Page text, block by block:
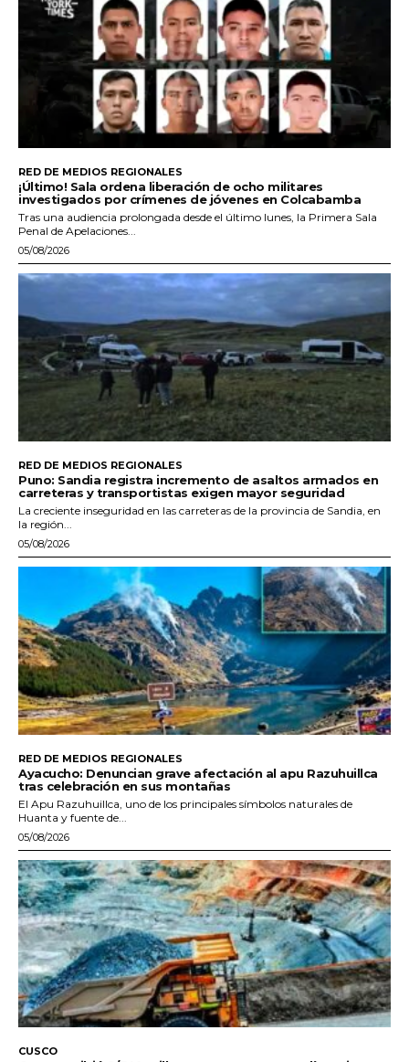
RED DE MEDIOS REGIONALES
¡Último! Sala ordena liberación de ocho militares
investigados por crímenes de jóvenes en Colcabamba
Tras una audiencia prolongada desde el último lunes, la Primera Sala
Penal de Apelaciones...
05/08/2026
RED DE MEDIOS REGIONALES
Puno: Sandia registra incremento de asaltos armados en
carreteras y transportistas exigen mayor seguridad
La creciente inseguridad en las carreteras de la provincia de Sandia, en
la región...
05/08/2026
RED DE MEDIOS REGIONALES
Ayacucho: Denuncian grave afectación al apu Razuhuillca
tras celebración en sus montañas
El Apu Razuhuillca, uno de los principales símbolos naturales de
Huanta y fuente de...
05/08/2026
CUSCO